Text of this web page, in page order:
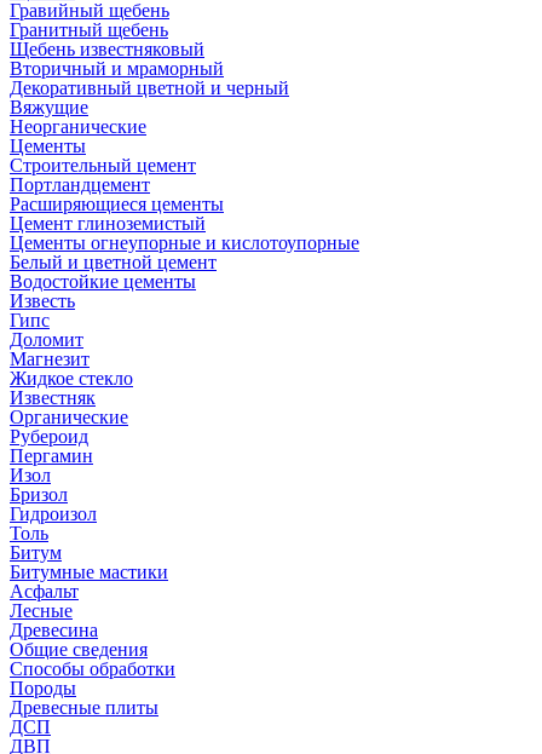
Гравийный щебень
Гранитный щебень
Щебень известняковый
Вторичный и мраморный
Декоративный цветной и черный
Вяжущие
Неорганические
Цементы
Строительный цемент
Портландцемент
Расширяющиеся цементы
Цемент глиноземистый
Цементы огнеупорные и кислотоупорные
Белый и цветной цемент
Водостойкие цементы
Известь
Гипс
Доломит
Магнезит
Жидкое стекло
Известняк
Органические
Рубероид
Пергамин
Изол
Бризол
Гидроизол
Толь
Битум
Битумные мастики
Асфальт
Лесные
Древесина
Общие сведения
Способы обработки
Породы
Древесные плиты
ДСП
ДВП